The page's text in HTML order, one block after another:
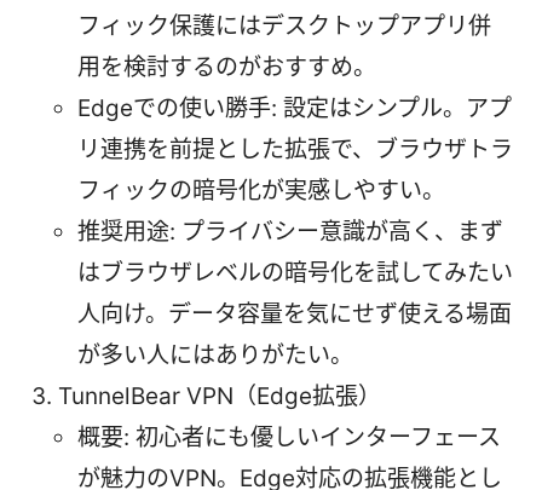
フィック保護にはデスクトップアプリ併
用を検討するのがおすすめ。
Edgeでの使い勝手: 設定はシンプル。アプ
リ連携を前提とした拡張で、ブラウザトラ
フィックの暗号化が実感しやすい。
推奨用途: プライバシー意識が高く、まず
はブラウザレベルの暗号化を試してみたい
人向け。データ容量を気にせず使える場面
が多い人にはありがたい。
TunnelBear VPN（Edge拡張）
概要: 初心者にも優しいインターフェース
が魅力のVPN。Edge対応の拡張機能とし